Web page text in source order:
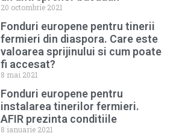
20 octombrie 2021
Fonduri europene pentru tinerii
fermieri din diaspora. Care este
valoarea sprijinului si cum poate
fi accesat?
8 mai 2021
Fonduri europene pentru
instalarea tinerilor fermieri.
AFIR prezinta conditiile
8 ianuarie 2021